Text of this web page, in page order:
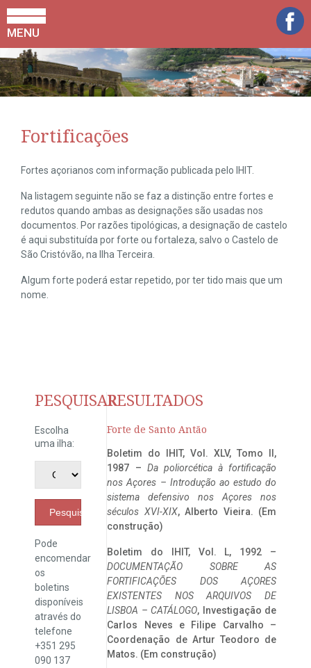
MENU
Fortificações
Fortes açorianos com informação publicada pelo IHIT.
Na listagem seguinte não se faz a distinção entre fortes e
redutos quando ambas as designações são usadas nos
documentos. Por razões tipológicas, a designação de castelo
é aqui substituída por forte ou fortaleza, salvo o Castelo de
São Cristóvão, na Ilha Terceira.
Algum forte poderá estar repetido, por ter tido mais que um
nome.
PESQUISAR
Escolha
uma ilha:
Pesquisar
Pode
encomendar
os
boletins
disponíveis
através do
telefone
+351 295
090 137
RESULTADOS
Forte de Santo Antão
Boletim do IHIT, Vol. XLV, Tomo II,
1987 – Da poliorcética à fortificação
nos Açores – Introdução ao estudo do
sistema defensivo nos Açores nos
séculos XVI-XIX, Alberto Vieira. (Em
construção)
Boletim do IHIT, Vol. L, 1992 –
DOCUMENTAÇÃO SOBRE AS
FORTIFICAÇÕES DOS AÇORES
EXISTENTES NOS ARQUIVOS DE
LISBOA – CATÁLOGO, Investigação de
Carlos Neves e Filipe Carvalho –
Coordenação de Artur Teodoro de
Matos. (Em construção)